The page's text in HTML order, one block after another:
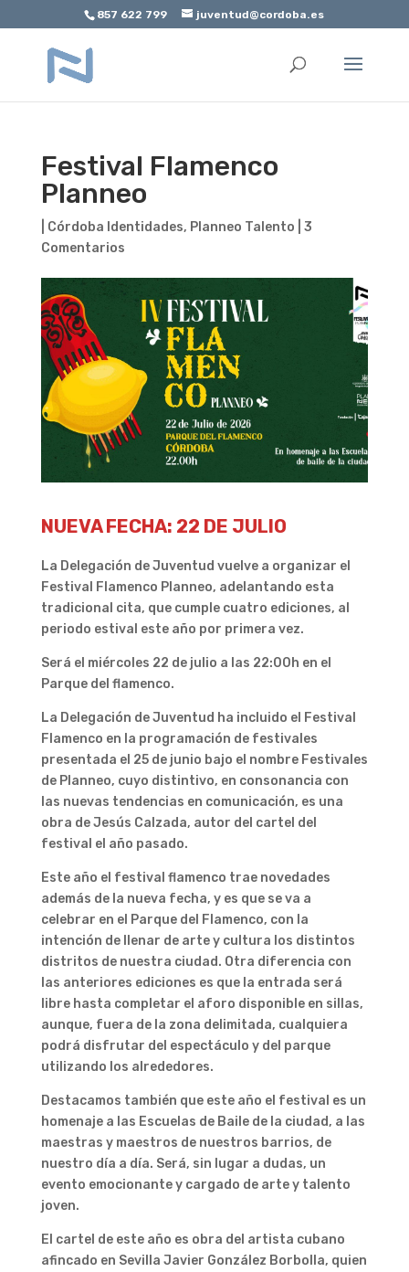
Abrir barra de herramientas
857 622 799 juventud@cordoba.es
Festival Flamenco
Planneo
Córdoba Identidades, Planneo Talento
3
Comentarios
NUEVA FECHA: 22 DE JULIO
La Delegación de Juventud vuelve a organizar el
Festival Flamenco Planneo, adelantando esta
tradicional cita, que cumple cuatro ediciones, al
periodo estival este año por primera vez.
Será el miércoles 22 de julio a las 22:00h en el
Parque del flamenco.
La Delegación de Juventud ha incluido el Festival
Flamenco en la programación de festivales
presentada el 25 de junio bajo el nombre Festivales
de Planneo, cuyo distintivo, en consonancia con
las nuevas tendencias en comunicación, es una
obra de Jesús Calzada, autor del cartel del
festival el año pasado.
Este año el festival flamenco trae novedades
además de la nueva fecha, y es que se va a
celebrar en el Parque del Flamenco, con la
intención de llenar de arte y cultura los distintos
distritos de nuestra ciudad. Otra diferencia con
las anteriores ediciones es que la entrada será
libre hasta completar el aforo disponible en sillas,
aunque, fuera de la zona delimitada, cualquiera
podrá disfrutar del espectáculo y del parque
utilizando los alrededores.
Destacamos también que este año el festival es un
homenaje a las Escuelas de Baile de la ciudad, a las
maestras y maestros de nuestros barrios, de
nuestro día a día. Será, sin lugar a dudas, un
evento emocionante y cargado de arte y talento
joven.
El cartel de este año es obra del artista cubano
afincado en Sevilla Javier González Borbolla, quien